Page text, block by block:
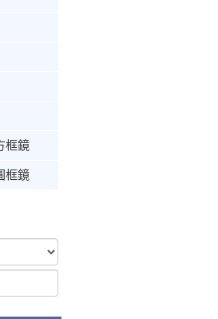
框鏡
框鏡